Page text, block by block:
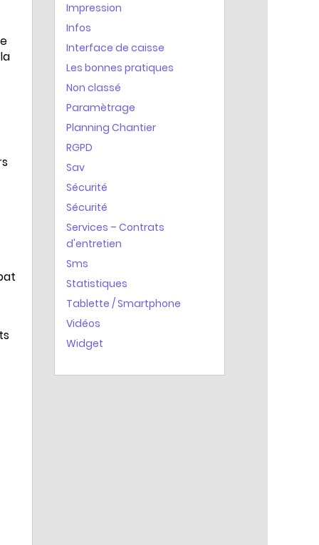
Impression
Infos
Interface de caisse
Les bonnes pratiques
Non classé
Paramètrage
Planning Chantier
RGPD
Sav
Sécurité
Sécurité
Services – Contrats
d'entretien
Sms
Statistiques
Tablette / Smartphone
Vidéos
Widget